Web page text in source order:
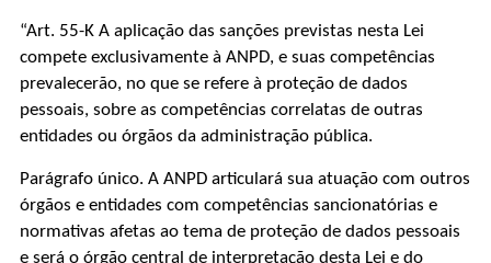
“Art. 55-K A aplicação das sanções previstas nesta Lei
compete exclusivamente à ANPD, e suas competências
prevalecerão, no que se refere à proteção de dados
pessoais, sobre as competências correlatas de outras
entidades ou órgãos da administração pública.
Parágrafo único. A ANPD articulará sua atuação com outros
órgãos e entidades com competências sancionatórias e
normativas afetas ao tema de proteção de dados pessoais
e será o órgão central de interpretação desta Lei e do